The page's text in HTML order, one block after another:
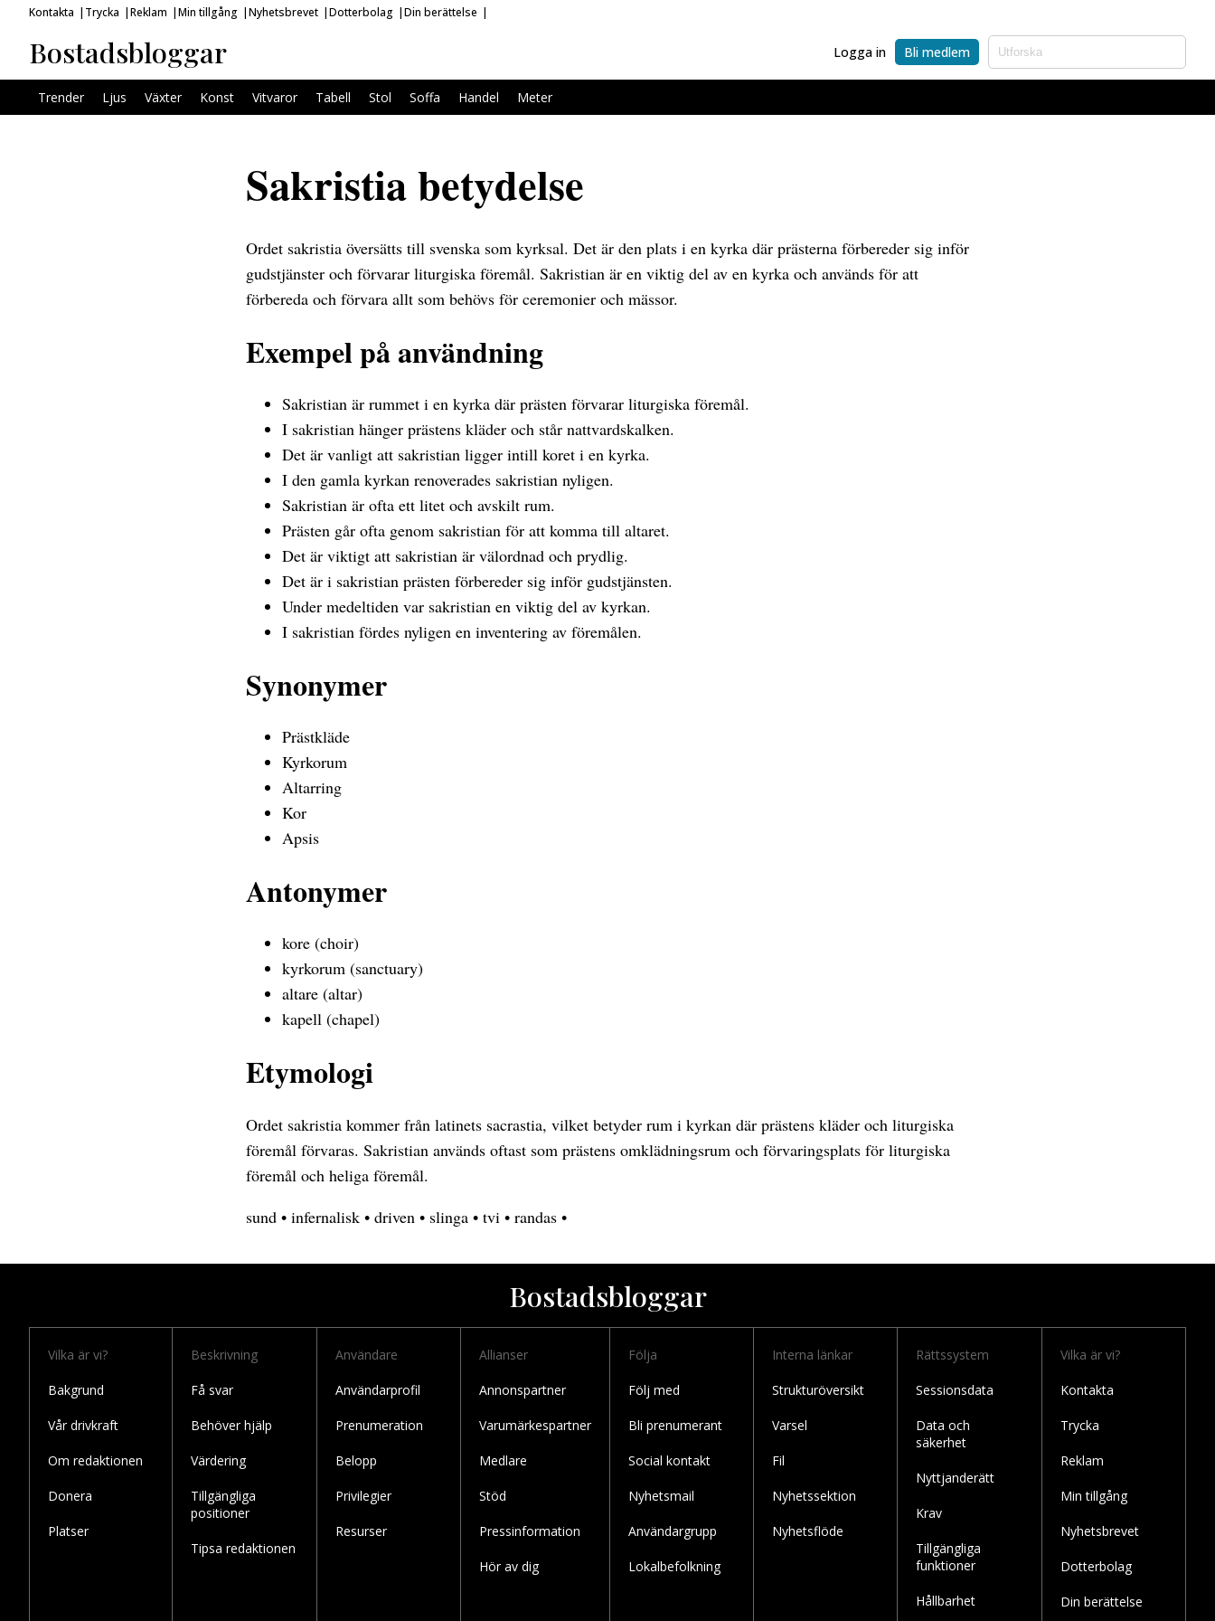
Kontakta Trycka Reklam Min tillgång Nyhetsbrevet Dotterbolag Din berättelse
Bostadsbloggar Logga in Bli medlem
Trender Ljus Växter Konst Vitvaror Tabell Stol Soffa Handel Meter
Sakristia betydelse
Ordet sakristia översätts till svenska som kyrksal. Det är den plats i en kyrka där prästerna förbereder sig inför
gudstjänster och förvarar liturgiska föremål. Sakristian är en viktig del av en kyrka och används för att
förbereda och förvara allt som behövs för ceremonier och mässor.
Exempel på användning
Sakristian är rummet i en kyrka där prästen förvarar liturgiska föremål.
I sakristian hänger prästens kläder och står nattvardskalken.
Det är vanligt att sakristian ligger intill koret i en kyrka.
I den gamla kyrkan renoverades sakristian nyligen.
Sakristian är ofta ett litet och avskilt rum.
Prästen går ofta genom sakristian för att komma till altaret.
Det är viktigt att sakristian är välordnad och prydlig.
Det är i sakristian prästen förbereder sig inför gudstjänsten.
Under medeltiden var sakristian en viktig del av kyrkan.
I sakristian fördes nyligen en inventering av föremålen.
Synonymer
Prästkläde
Kyrkorum
Altarring
Kor
Apsis
Antonymer
kore (choir)
kyrkorum (sanctuary)
altare (altar)
kapell (chapel)
Etymologi
Ordet sakristia kommer från latinets sacrastia, vilket betyder rum i kyrkan där prästens kläder och liturgiska
föremål förvaras. Sakristian används oftast som prästens omklädningsrum och förvaringsplats för liturgiska
föremål och heliga föremål.
sund • infernalisk • driven • slinga • tvi • randas •
Bostadsbloggar
Vilka är vi?
Kontakta
Trycka
Reklam
Min tillgång
Nyhetsbrevet
Dotterbolag
Din berättelse
Vilka är vi?
Bakgrund
Vår drivkraft
Om redaktionen
Donera
Platser
Beskrivning
Få svar
Behöver hjälp
Värdering
Tillgängliga
positioner
Tipsa redaktionen
Användare
Användarprofil
Prenumeration
Belopp
Privilegier
Resurser
Allianser
Annonspartner
Varumärkespartner
Medlare
Stöd
Pressinformation
Hör av dig
Följa
Följ med
Bli prenumerant
Social kontakt
Nyhetsmail
Användargrupp
Lokalbefolkning
Interna länkar
Strukturöversikt
Varsel
Fil
Nyhetssektion
Nyhetsflöde
Rättssystem
Sessionsdata
Data och
säkerhet
Nyttjanderätt
Krav
Tillgängliga
funktioner
Hållbarhet